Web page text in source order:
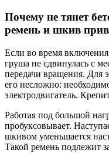
Почему не тянет
ремень и шкив
Если во время включения
груша не сдвинулась с
передачи вращения. Для
его несложно:
электродвигатель.
Работая под большой
пробуксовывает.
шкивом уменьшается
Такой ремень подлежит